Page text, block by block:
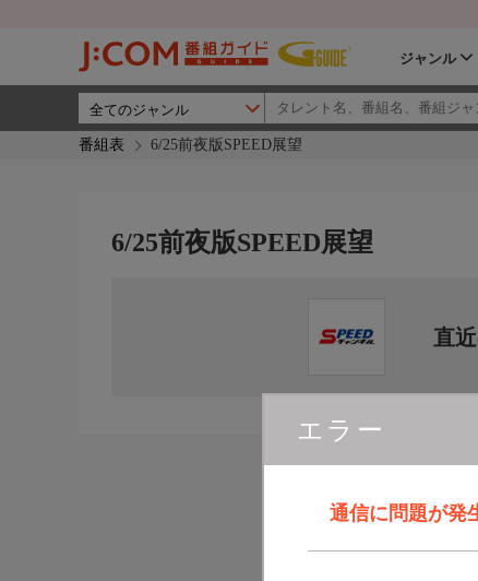
ジャンル
番組表 6/25前夜版SPEED展望
エラー
通信に問題が発
6/25前夜版SPEED展望
直